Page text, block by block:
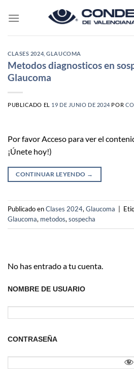
CLASES 2024,GLAUCOMA
Metodos diagnosticos en
Glaucoma
PUBLICADO EL 19 DE JUNIO DE 2024POR
Por favor Acceso para ver el
¡Únete hoy!)
CONTINUAR LEYENDO →
Publicado enClases 2024, Glaucoma
Glaucoma, metodos, sospecha
No has entrado a tu cuenta.
NOMBRE DE USUARIO
CONTRASEÑA